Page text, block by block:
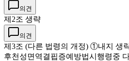
의견
제2조 생략
의견
제3조 (다른 법령의 개정) ①내지 생
후천성면역결핍증예방법시행령중